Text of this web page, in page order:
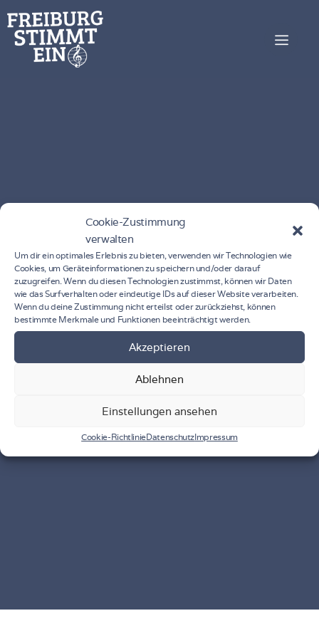
Cookie-Zustimmung
verwalten
Um dir ein optimales Erlebnis zu bieten, verwenden wir Technologien wie
Cookies, um Geräteinformationen zu speichern und/oder darauf
zuzugreifen. Wenn du diesen Technologien zustimmst, können wir Daten
wie das Surfverhalten oder eindeutige IDs auf dieser Website verarbeiten.
Wenn du deine Zustimmung nicht erteilst oder zurückziehst, können
bestimmte Merkmale und Funktionen beeinträchtigt werden.
Akzeptieren
Ablehnen
Einstellungen ansehen
Cookie-RichtlinieDatenschutzImpressum